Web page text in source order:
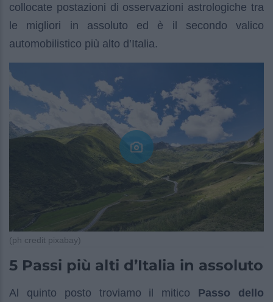
collocate postazioni di osservazioni astrologiche tra
le migliori in assoluto ed è il secondo valico
automobilistico più alto d’Italia.
(ph credit pixabay)
5 Passi più alti d’Italia in assoluto
Al quinto posto troviamo il mitico Passo dello